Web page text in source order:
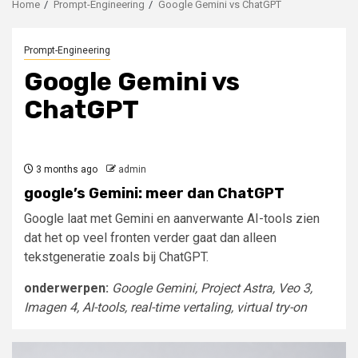
Home Prompt-Engineering Google Gemini vs ChatGPT
Prompt-Engineering
Google Gemini vs
ChatGPT
3 months ago admin
google’s Gemini: meer dan ChatGPT
Google laat met Gemini en aanverwante AI-tools zien
dat het op veel fronten verder gaat dan alleen
tekstgeneratie zoals bij ChatGPT.
onderwerpen: Google Gemini, Project Astra, Veo 3,
Imagen 4, AI-tools, real-time vertaling, virtual try-on